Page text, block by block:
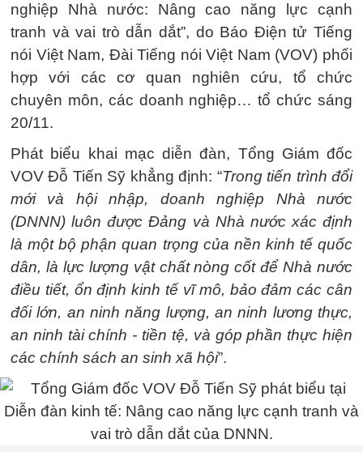
nghiệp Nhà nước: Nâng cao năng lực cạnh
tranh và vai trò dẫn dắt”, do Báo Điện tử Tiếng
nói Việt Nam, Đài Tiếng nói Việt Nam (VOV) phối
hợp với các cơ quan nghiên cứu, tổ chức
chuyên môn, các doanh nghiệp… tổ chức sáng
20/11.
Phát biểu khai mạc diễn đàn, Tổng Giám đốc
VOV Đỗ Tiến Sỹ khẳng định: “Trong tiến trình đổi
mới và hội nhập, doanh nghiệp Nhà nước
(DNNN) luôn được Đảng và Nhà nước xác định
là một bộ phận quan trọng của nền kinh tế quốc
dân, là lực lượng vật chất nòng cốt để Nhà nước
điều tiết, ổn định kinh tế vĩ mô, bảo đảm các cân
đối lớn, an ninh năng lượng, an ninh lương thực,
an ninh tài chính - tiền tệ, và góp phần thực hiện
các chính sách an sinh xã hội”.